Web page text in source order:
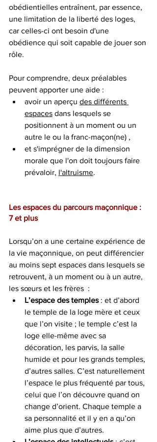
obédientielles entraînent, par essence,
une limitation de la liberté des loges,
car celles-ci ont besoin d'une
obédience qui soit capable de jouer son
rôle.
Pour comprendre, deux préalables
peuvent apporter une aide :
avoir un aperçu des différents
espaces dans lesquels se
positionnent à un moment ou un
autre le ou la franc-maçon(ne) ,
et s'imprégner de la dimension
morale que l'on doit toujours faire
prévaloir, l'altruisme.
Les espaces du parcours maçonnique :
7 et plus
Lorsqu’on a une certaine expérience de
la vie maçonnique, on peut différencier
au moins sept espaces dans lesquels se
retrouvent, à un moment ou à un autre,
les sœurs et les frères  :
L’espace des temples : et d’abord
le temple de la loge mère et ceux
que l’on visite ; le temple c’est la
loge elle-même avec sa
décoration, les parvis, la salle
humide et pour les grands temples,
d’autres salles. C’est naturellement
l’espace le plus fréquenté par tous,
celui que l’on découvre quand on
change d’orient. Chaque temple a
sa personnalité et il y en a qu’on
aime plus que d’autres.